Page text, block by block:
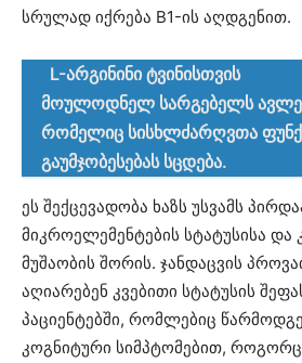
სრულად იქრება B1-ის აღდგენით.
L-არგინინი ტვინისთვის
მოულოდნელ სარგებელს
რომელიც სისხლძარღვთა
გაუმჯობესებას სცდება.
ეს შექცევადობა ხაზს უსვამს
მიკროელემენტების სტატუსისა და
მუშაობის შორის. ჯანდაცვის
აღიარებენ კვებითი სტატუსის
პაციენტებში, რომლებიც
კოგნიტური სიმპტომებით, როგორც